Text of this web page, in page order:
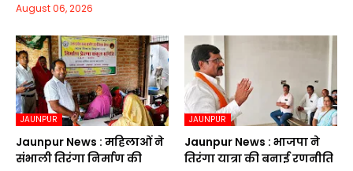
August 06, 2026
JAUNPUR
Jaunpur News : महिलाओं ने
संभाली तिरंगा निर्माण की
JAUNPUR
Jaunpur News : भाजपा ने
तिरंगा यात्रा की बनाई रणनीति